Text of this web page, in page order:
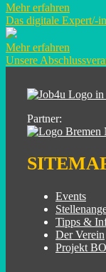
Mehr erfahren
Das digitale Expert/-
Mehr erfahren
Unsere
Partner:
Events
Tipps &
Der Verein
Projekt